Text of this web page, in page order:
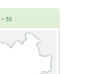
- 53